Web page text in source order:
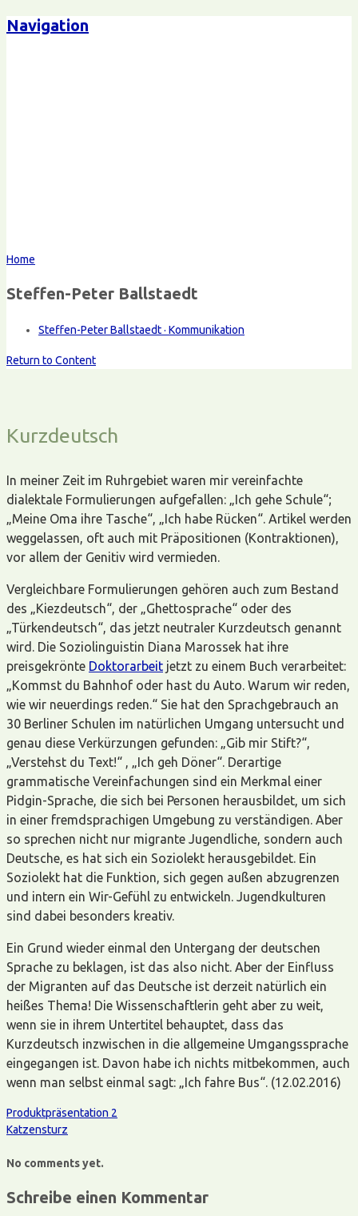
Navigation
Home
Steffen-Peter Ballstaedt
Steffen-Peter Ballstaedt · Kommunikation
Return to Content
Kurzdeutsch
In meiner Zeit im Ruhrgebiet waren mir vereinfachte
dialektale Formulierungen aufgefallen: „Ich gehe Schule“;
„Meine Oma ihre Tasche“, „Ich habe Rücken“. Artikel werden
weggelassen, oft auch mit Präpositionen (Kontraktionen),
vor allem der Genitiv wird vermieden.
Vergleichbare Formulierungen gehören auch zum Bestand
des „Kiezdeutsch“, der „Ghettosprache“ oder des
„Türkendeutsch“, das jetzt neutraler Kurzdeutsch genannt
wird. Die Soziolinguistin Diana Marossek hat ihre
preisgekrönte Doktorarbeit jetzt zu einem Buch verarbeitet:
„Kommst du Bahnhof oder hast du Auto. Warum wir reden,
wie wir neuerdings reden.“ Sie hat den Sprachgebrauch an
30 Berliner Schulen im natürlichen Umgang untersucht und
genau diese Verkürzungen gefunden: „Gib mir Stift?“,
„Verstehst du Text!“ , „Ich geh Döner“. Derartige
grammatische Vereinfachungen sind ein Merkmal einer
Pidgin-Sprache, die sich bei Personen herausbildet, um sich
in einer fremdsprachigen Umgebung zu verständigen. Aber
so sprechen nicht nur migrante Jugendliche, sondern auch
Deutsche, es hat sich ein Soziolekt herausgebildet. Ein
Soziolekt hat die Funktion, sich gegen außen abzugrenzen
und intern ein Wir-Gefühl zu entwickeln. Jugendkulturen
sind dabei besonders kreativ.
Ein Grund wieder einmal den Untergang der deutschen
Sprache zu beklagen, ist das also nicht. Aber der Einfluss
der Migranten auf das Deutsche ist derzeit natürlich ein
heißes Thema! Die Wissenschaftlerin geht aber zu weit,
wenn sie in ihrem Untertitel behauptet, dass das
Kurzdeutsch inzwischen in die allgemeine Umgangssprache
eingegangen ist. Davon habe ich nichts mitbekommen, auch
wenn man selbst einmal sagt: „Ich fahre Bus“. (12.02.2016)
Produktpräsentation 2
Katzensturz
No comments yet.
Schreibe einen Kommentar